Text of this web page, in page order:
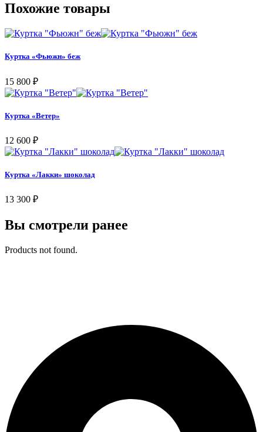
Похожие товары
Куртка «Фьюжн» беж
15 800 ₽
Куртка «Ветер»
12 600 ₽
Куртка «Лакки» шоколад
13 300 ₽
Вы смотрели ранее
Products not found.